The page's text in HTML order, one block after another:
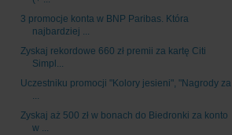
3 promocje konta w BNP Paribas. Która
najbardziej ...
Zyskaj rekordowe 660 zł premii za kartę Citi
Simpl...
Uczestniku promocji "Kolory jesieni", "Nagrody za
...
Zyskaj aż 500 zł w bonach do Biedronki za konto
w ...